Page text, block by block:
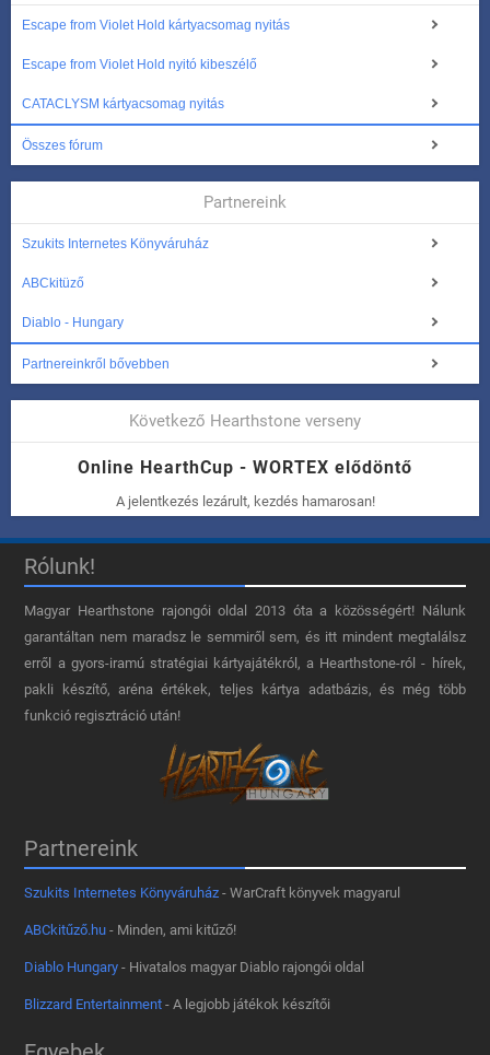
Escape from Violet Hold kártyacsomag nyitás
Escape from Violet Hold nyitó kibeszélő
CATACLYSM kártyacsomag nyitás
Összes fórum
Partnereink
Szukits Internetes Könyváruház
ABCkitüző
Diablo - Hungary
Partnereinkről bővebben
Következő Hearthstone verseny
Online HearthCup - WORTEX elődöntő
A jelentkezés lezárult, kezdés hamarosan!
Rólunk!
Magyar Hearthstone​ rajongói oldal 2013 óta a közösségért! Nálunk
garantáltan nem maradsz le semmiről sem, és itt mindent megtalálsz
erről a gyors-iramú stratégiai kártyajátékról, a Hearthstone-ról - hírek,
pakli készítő, aréna értékek, teljes kártya adatbázis, és még több
funkció regisztráció után!
Partnereink
Szukits Internetes Könyváruház - WarCraft könyvek magyarul
ABCkitűző.hu - Minden, ami kitűző!
Diablo Hungary - Hivatalos magyar Diablo rajongói oldal
Blizzard Entertainment - A legjobb játékok készítői